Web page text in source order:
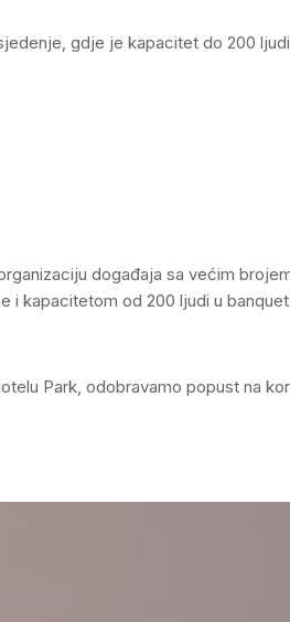
gdje je kapacitet do 200
događaja sa većim
kapacitetom od 200 ljudi u
Park, odobravamo popust na